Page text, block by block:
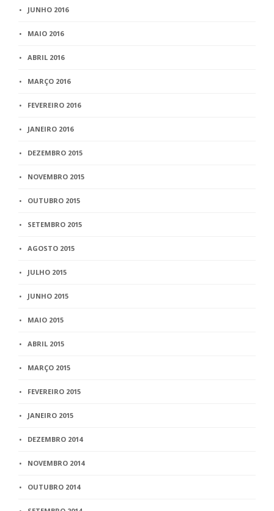
JUNHO 2016
MAIO 2016
ABRIL 2016
MARÇO 2016
FEVEREIRO 2016
JANEIRO 2016
DEZEMBRO 2015
NOVEMBRO 2015
OUTUBRO 2015
SETEMBRO 2015
AGOSTO 2015
JULHO 2015
JUNHO 2015
MAIO 2015
ABRIL 2015
MARÇO 2015
FEVEREIRO 2015
JANEIRO 2015
DEZEMBRO 2014
NOVEMBRO 2014
OUTUBRO 2014